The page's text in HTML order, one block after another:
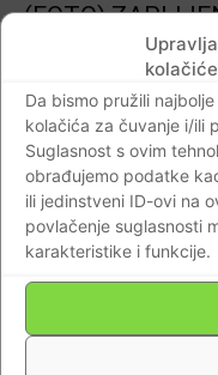
kolačiće
Da bismo pružili
kolačića za čuvanje i/ili
Suglasnost s ovim
obrađujemo podatke
ili jedinstveni ID-ovi na
povlačenje suglasnosti
karakteristike i funkcije.
(FOTO)
MARIHUANE
nervoznog
sportsku opremu’
Braniteljski portal -
Impressum
©